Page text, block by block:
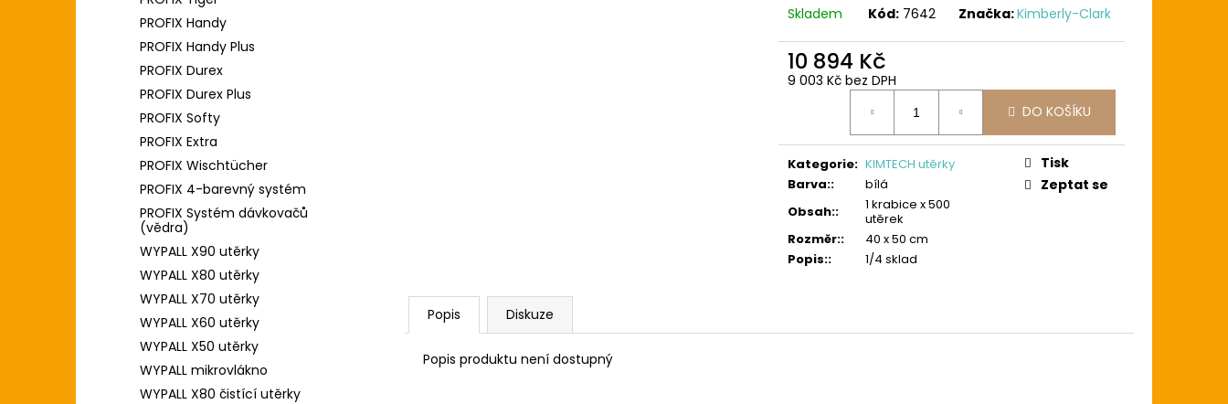
PROFIX Handy
PROFIX Handy Plus
PROFIX Durex
PROFIX Durex Plus
PROFIX Softy
PROFIX Extra
PROFIX Wischtücher
PROFIX 4-barevný systém
PROFIX Systém dávkovačů
(vědra)
WYPALL X90 utěrky
WYPALL X80 utěrky
WYPALL X70 utěrky
WYPALL X60 utěrky
WYPALL X50 utěrky
WYPALL mikrovlákno
WYPALL X80 čistící utěrky
Skladem Kód: 7642 Značka:Kimberly-Clark
10 894 Kč
9 003 Kč bez DPH
DO KOŠÍKU
Kategorie: KIMTECH utěrky
Barva::
bílá
Obsah::
1 krabice x 500
utěrek
Rozměr::
40 x 50 cm
Popis:: 1/4 sklad
Tisk
Zeptat se
Popis Diskuze
Popis produktu není dostupný